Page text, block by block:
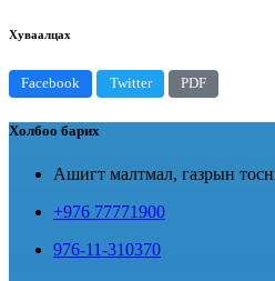
Хуваалцах
Facebook Twitter PDF
Холбоо барих
Ашигт малтмал, газрын
+976 77771900
976-11-310370